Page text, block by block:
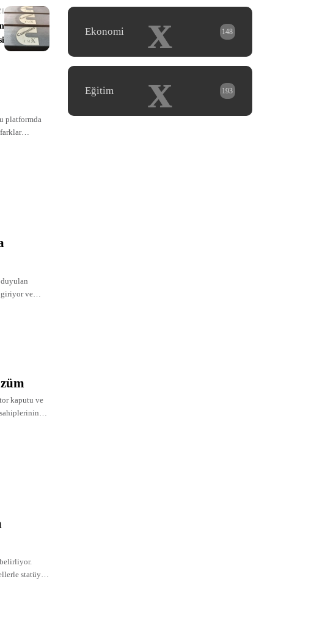
platformda
giriyor ve
sağlayan
kaputu ve
statüyü
yanıt
x
Ekonomi 148
x
Eğitim 193